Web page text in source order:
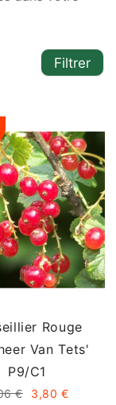
Filtrer
Rouge
Van Tets'
P9/C1
€ 3,80 €